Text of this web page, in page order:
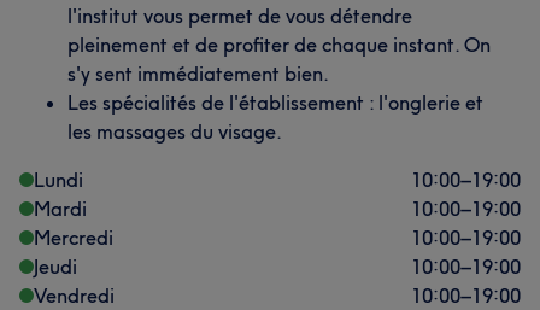
l'institut vous permet de vous détendre
pleinement et de profiter de chaque instant. On
s'y sent immédiatement bien.
Les spécialités de l'établissement : l'onglerie et
les massages du visage.
Lundi
10:00–19:00
Mardi
10:00–19:00
Mercredi
10:00–19:00
Jeudi
10:00–19:00
Vendredi
10:00–19:00